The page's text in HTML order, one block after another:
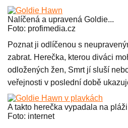
Nalíčená a upravená Goldie...
Foto: profimedia.cz
Poznat ji odlíčenou s
zabrat. Herečka, kterou diváci
odložených žen, Smrt jí sluší
veřejnosti v poslední době
A takto herečka vypadala na pláži
Foto: internet